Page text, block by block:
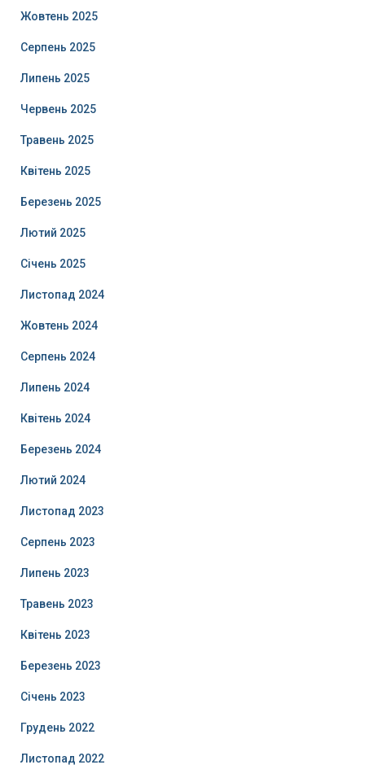
Жовтень 2025
Серпень 2025
Липень 2025
Червень 2025
Травень 2025
Квітень 2025
Березень 2025
Лютий 2025
Січень 2025
Листопад 2024
Жовтень 2024
Серпень 2024
Липень 2024
Квітень 2024
Березень 2024
Лютий 2024
Листопад 2023
Серпень 2023
Липень 2023
Травень 2023
Квітень 2023
Березень 2023
Січень 2023
Грудень 2022
Листопад 2022